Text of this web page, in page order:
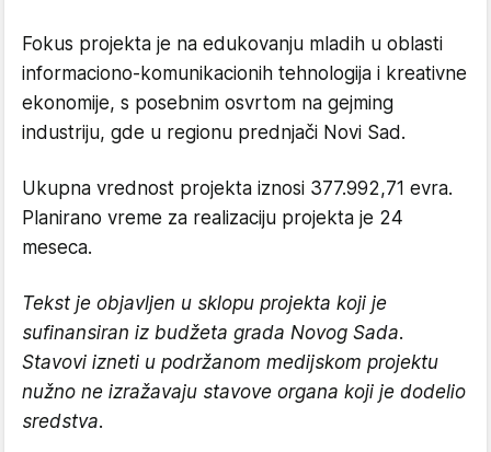
Fokus projekta je na edukovanju mladih u oblasti
informaciono-komunikacionih tehnologija i kreativne
ekonomije, s posebnim osvrtom na gejming
industriju, gde u regionu prednjači Novi Sad.
Ukupna vrednost projekta iznosi 377.992,71 evra.
Planirano vreme za realizaciju projekta je 24
meseca.
Tekst je objavljen u sklopu projekta koji je
sufinansiran iz budžeta grada Novog Sada.
Stavovi izneti u podržanom medijskom projektu
nužno ne izražavaju stavove organa koji je dodelio
sredstva.